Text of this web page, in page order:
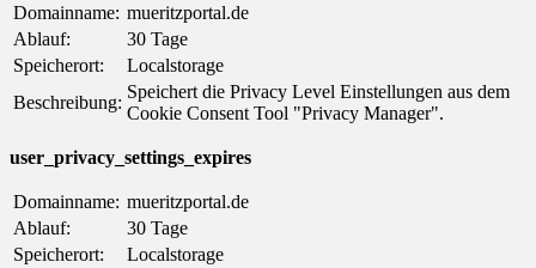
Domainname: mueritzportal.de
Ablauf:
30 Tage
Speicherort:
Localstorage
Beschreibung:
Speichert die Privacy Level Einstellungen aus dem
Cookie Consent Tool "Privacy Manager".
user_privacy_settings_expires
Domainname: mueritzportal.de
Ablauf:
30 Tage
Speicherort:
Localstorage